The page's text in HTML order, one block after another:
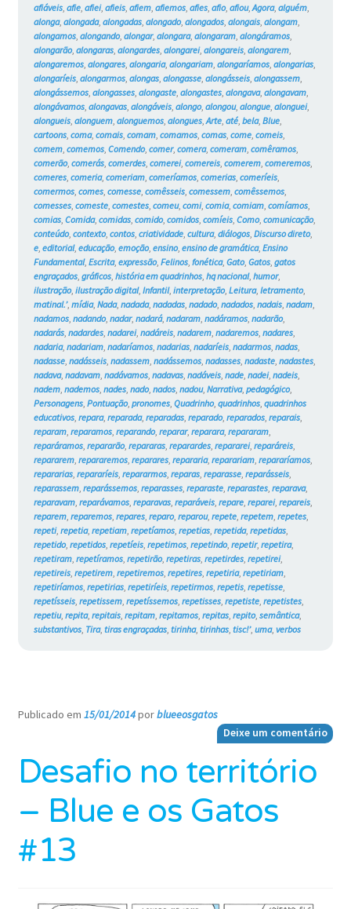
afiáveis, afie, afiei, afieis, afiem, afiemos, afies, afio, afiou, Agora, alguém,
alonga, alongada, alongadas, alongado, alongados, alongais, alongam,
alongamos, alongando, alongar, alongara, alongaram, alongáramos,
alongarão, alongaras, alongardes, alongarei, alongareis, alongarem,
alongaremos, alongares, alongaria, alongariam, alongaríamos, alongarias,
alongaríeis, alongarmos, alongas, alongasse, alongásseis, alongassem,
alongássemos, alongasses, alongaste, alongastes, alongava, alongavam,
alongávamos, alongavas, alongáveis, alongo, alongou, alongue, alonguei,
alongueis, alonguem, alonguemos, alongues, Arte, até, bela, Blue,
cartoons, coma, comais, comam, comamos, comas, come, comeis,
comem, comemos, Comendo, comer, comera, comeram, comêramos,
comerão, comerás, comerdes, comerei, comereis, comerem, comeremos,
comeres, comeria, comeriam, comeríamos, comerias, comeríeis,
comermos, comes, comesse, comêsseis, comessem, comêssemos,
comesses, comeste, comestes, comeu, comi, comia, comiam, comíamos,
comias, Comida, comidas, comido, comidos, comíeis, Como, comunicação,
conteúdo, contexto, contos, criatividade, cultura, diálogos, Discurso direto,
e, editorial, educação, emoção, ensino, ensino de gramática, Ensino
Fundamental, Escrita, expressão, Felinos, fonética, Gato, Gatos, gatos
engraçados, gráficos, história em quadrinhos, hq nacional, humor,
ilustração, ilustração digital, Infantil, interpretação, Leitura, letramento,
matinal.’, mídia, Nada, nadada, nadadas, nadado, nadados, nadais, nadam,
nadamos, nadando, nadar, nadará, nadaram, nadáramos, nadarão,
nadarás, nadardes, nadarei, nadáreis, nadarem, nadaremos, nadares,
nadaria, nadariam, nadaríamos, nadarias, nadaríeis, nadarmos, nadas,
nadasse, nadásseis, nadassem, nadássemos, nadasses, nadaste, nadastes,
nadava, nadavam, nadávamos, nadavas, nadáveis, nade, nadei, nadeis,
nadem, nademos, nades, nado, nados, nadou, Narrativa, pedagógico,
Personagens, Pontuação, pronomes, Quadrinho, quadrinhos, quadrinhos
educativos, repara, reparada, reparadas, reparado, reparados, reparais,
reparam, reparamos, reparando, reparar, reparara, repararam,
reparáramos, repararão, repararas, reparardes, repararei, reparáreis,
repararem, repararemos, reparares, repararia, reparariam, repararíamos,
repararias, repararíeis, repararmos, reparas, reparasse, reparásseis,
reparassem, reparássemos, reparasses, reparaste, reparastes, reparava,
reparavam, reparávamos, reparavas, reparáveis, repare, reparei, repareis,
reparem, reparemos, repares, reparo, reparou, repete, repetem, repetes,
repeti, repetia, repetiam, repetíamos, repetias, repetida, repetidas,
repetido, repetidos, repetíeis, repetimos, repetindo, repetir, repetira,
repetiram, repetíramos, repetirão, repetiras, repetirdes, repetirei,
repetireis, repetirem, repetiremos, repetires, repetiria, repetiriam,
repetiríamos, repetirias, repetiríeis, repetirmos, repetis, repetisse,
repetísseis, repetissem, repetíssemos, repetisses, repetiste, repetistes,
repetiu, repita, repitais, repitam, repitamos, repitas, repito, semântica,
substantivos, Tira, tiras engraçadas, tirinha, tirinhas, tisc!’, uma, verbos
Publicado em 15/01/2014porblueeosgatos
Deixe um comentário
Desafio no território
– Blue e os Gatos
#13